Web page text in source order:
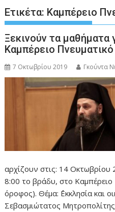
Ετικέτα: Καμπέρειο
Ξεκινούν τα μαθήματα
Καμπέρειο
7 Οκτωβρίου 2019 Γκούντα
αρχίζουν στις: 14 Οκτωβρίου
8:00 το βράδυ, στο
όροφος). Θέμα: ΄΄Εκκλησία και
Σεβασμιώτατος Μητροπολίτης